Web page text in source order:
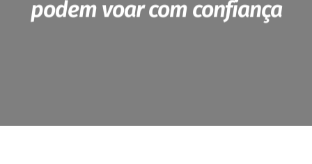
podem voar com confiança